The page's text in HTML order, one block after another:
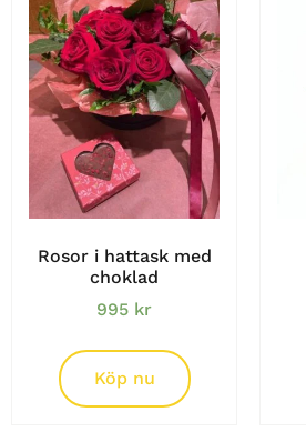
Rosor i hattask med
choklad
995 kr
Köp nu